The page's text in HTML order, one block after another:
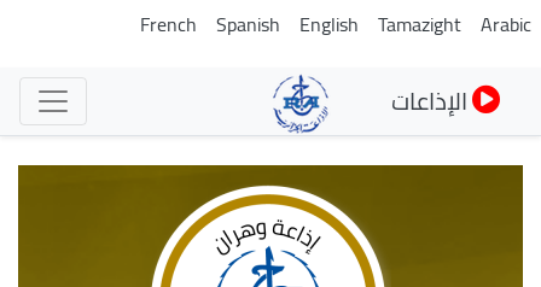
تجاوز
Arabic
Tamazight
English
Spanish
French
الإذاعات